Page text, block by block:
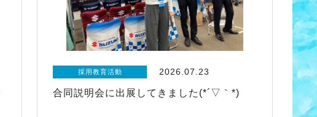
採用教育活動 2026.07.23
合同説明会に出展してきました(*´▽｀*)